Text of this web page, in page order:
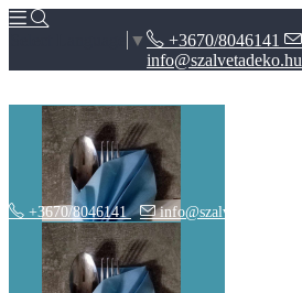
▼
+3670/8046141
info@szalvetadeko.hu
+3670/8046141 info@szalvetadeko.hu